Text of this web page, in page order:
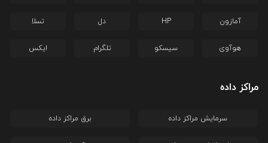
آمازون HP دل تسلا
هوآوی سیسکو تلگرام ایکس
مراکز داده
سرمایش مراکز داده برق مراکز داده